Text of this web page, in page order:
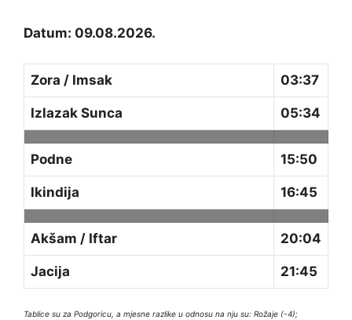
Datum: 09.08.2026.
Zora / Imsak 03:37
Izlazak Sunca 05:34
Podne 15:50
Ikindija 16:45
Akšam / Iftar 20:04
Jacija 21:45
Tablice su za Podgoricu, a mjesne razlike u odnosu na nju su: Rožaje (-4);